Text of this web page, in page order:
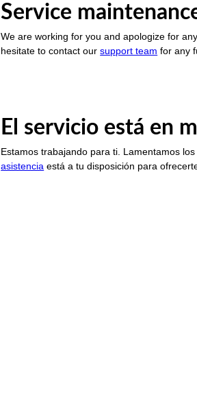
Service
We are working for you and apologize for
hesitate to contact oursupport team for any
El servicio está en
Estamos trabajando para ti. Lamentamos
asistencia está a tu disposición para